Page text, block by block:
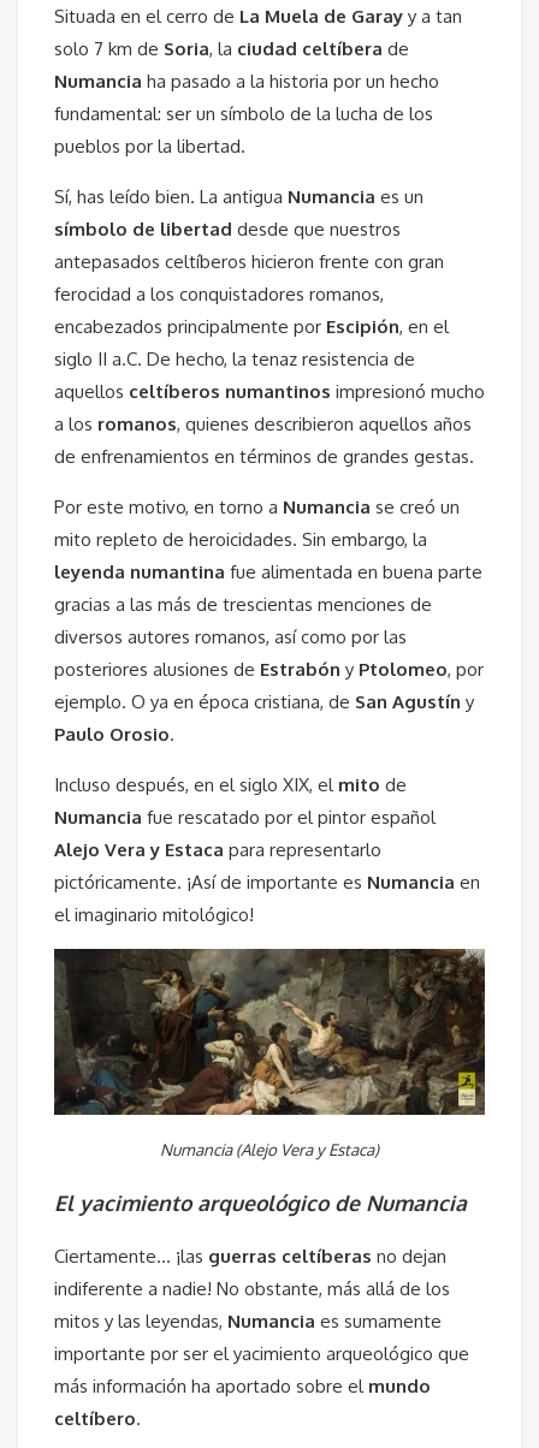
Situada en el cerro de La Muela de Garay y a tan
solo 7 km de Soria, la ciudad celtíbera de
Numancia ha pasado a la historia por un hecho
fundamental: ser un símbolo de la lucha de los
pueblos por la libertad.
Sí, has leído bien. La antigua Numancia es un
símbolo de libertad desde que nuestros
antepasados celtíberos hicieron frente con gran
ferocidad a los conquistadores romanos,
encabezados principalmente por Escipión, en el
siglo II a.C. De hecho, la tenaz resistencia de
aquellos celtíberos numantinos impresionó mucho
a los romanos, quienes describieron aquellos años
de enfrenamientos en términos de grandes gestas.
Por este motivo, en torno a Numancia se creó un
mito repleto de heroicidades. Sin embargo, la
leyenda numantina fue alimentada en buena parte
gracias a las más de trescientas menciones de
diversos autores romanos, así como por las
posteriores alusiones de Estrabón y Ptolomeo, por
ejemplo. O ya en época cristiana, de San Agustín y
Paulo Orosio.
Incluso después, en el siglo XIX, el mito de
Numancia fue rescatado por el pintor español
Alejo Vera y Estaca para representarlo
pictóricamente. ¡Así de importante es Numancia en
el imaginario mitológico!
Numancia (Alejo Vera y Estaca)
El yacimiento arqueológico de Numancia
Ciertamente… ¡las guerras celtíberas no dejan
indiferente a nadie! No obstante, más allá de los
mitos y las leyendas, Numancia es sumamente
importante por ser el yacimiento arqueológico que
más información ha aportado sobre el mundo
celtíbero.